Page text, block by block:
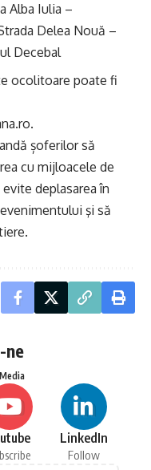
Alba Iulia –
Delea Nouă –
Decebal
ocolitoare poate fi
șoferilor să
cu mijloacele de
deplasarea în
şi să
ne
LinkedIn
Follow